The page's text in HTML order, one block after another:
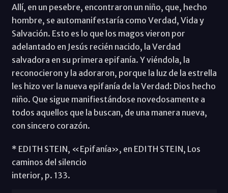
Allí, en un pesebre, encontraron un niño, que, hecho
hombre, se automanifestaría como Verdad, Vida y
Salvación. Esto es lo que los magos vieron por
adelantado en Jesús recién nacido, la Verdad
salvadora en su primera epifanía. Y viéndola, la
reconocieron y la adoraron, porque la luz de la estrella
les hizo ver la nueva epifanía de la Verdad: Dios hecho
niño. Que sigue manifiestándose novedosamente a
todos aquellos que la buscan, de una manera nueva,
con sincero corazón.
* EDITH STEIN, «Epifanía», en EDITH STEIN, Los
caminos del silencio
interior, p. 133.